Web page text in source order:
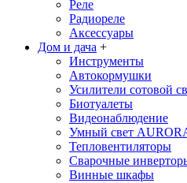
Реле
Радиореле
Аксессуары
Дом и дача +
Инструменты
Автокормушки
Усилители сотовой
Биотуалеты
Видеонаблюдение
Умный свет
Тепловентиляторы
Сварочные
Винные шкафы